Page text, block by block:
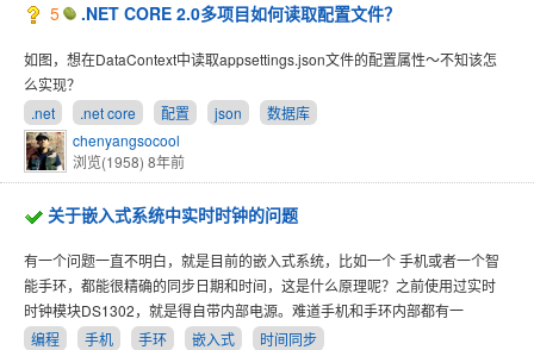
5 .NET CORE 2.0多项目如何读取配置文件？
如图，想在DataContext中读取appsettings.json文件的配置属性～不知该怎
么实现？
.net
.net core 配置 json
数据库
chenyangsocool
浏览(1958) 8年前
关于嵌入式系统中实时时钟的问题
有一个问题一直不明白，就是目前的嵌入式系统，比如一个 手机或者一个智
能手环，都能很精确的同步日期和时间，这是什么原理呢？之前使用过实时
时钟模块DS1302，就是得自带内部电源。难道手机和手环内部都有一
编程
手机 手环 嵌入式
时间同步